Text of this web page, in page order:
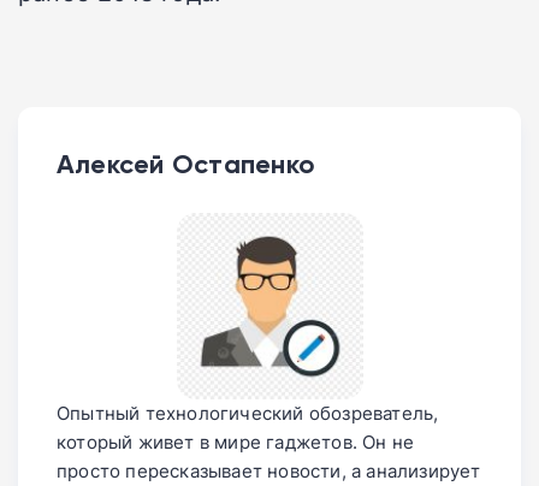
Алексей Остапенко
Опытный технологический обозреватель,
который живет в мире гаджетов. Он не
просто пересказывает новости, а анализирует